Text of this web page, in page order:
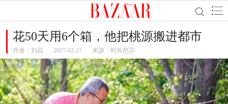
花50天用6个箱，他把桃源搬进都市
作者： 刘晶 2017-02-17 来源：时尚芭莎